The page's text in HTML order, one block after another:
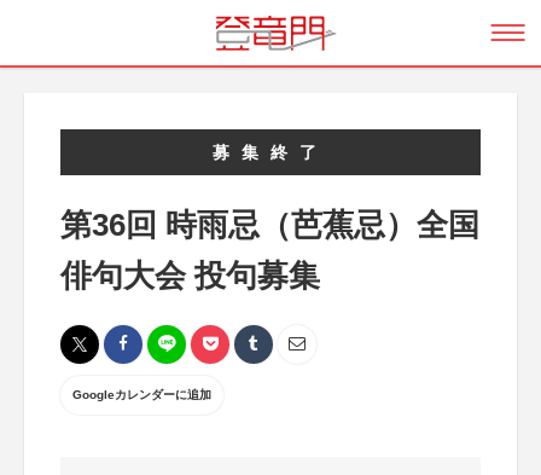
募集終了
第36回 時雨忌（芭蕉忌）全国
俳句大会 投句募集
Googleカレンダーに追加